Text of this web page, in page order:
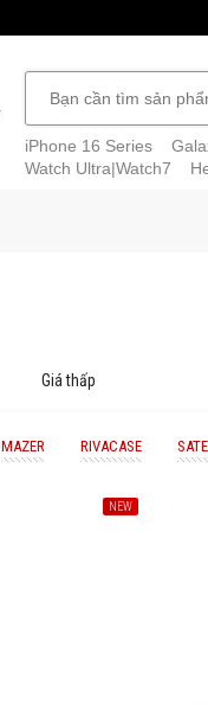
iPhone 16 Series
Watch Ultra|Watch7
Giá thấp
MAZER RIVACASE
NEW